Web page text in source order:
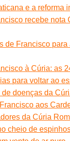
e a reforma
recebe nota
de Francisco para
à Cúria: as
para voltar ao
doenças da
aos
da Cúria
cheio de